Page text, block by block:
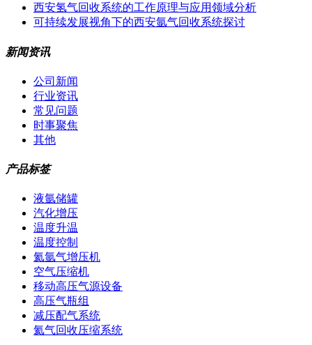
西安氢气回收系统的工作原理与应用领域分析
可持续发展视角下的西安氩气回收系统探讨
新闻资讯
公司新闻
行业资讯
常见问题
时事聚焦
其他
产品标签
液氩储罐
汽化增压
温度升温
温度控制
氦氩气增压机
空气压缩机
移动高压气源设备
高压气瓶组
减压配气系统
氦气回收压缩系统